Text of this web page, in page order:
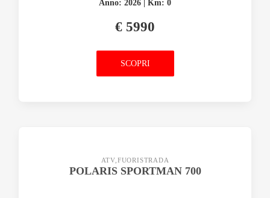
Anno: 2026 | Km: 0
€ 5990
SCOPRI
ATV,FUORISTRADA
POLARIS SPORTMAN 700